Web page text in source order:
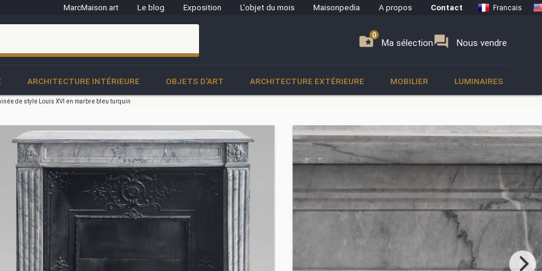
MarcMaison.art Le blog Exposition L'objet du mois Maisonpedia A propos Contact Francais
folder_special Ma sélection
0 forum Nous vendre
0
ARCHITECTURE INTÉRIEURE OBJETS D'ART ARCHITECTURE EXTÉRIEURE MOBILIER LUMINAIRES
de style Louis XVI en marbre bleu turquin